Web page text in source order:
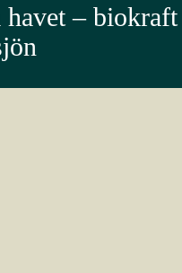
havet –